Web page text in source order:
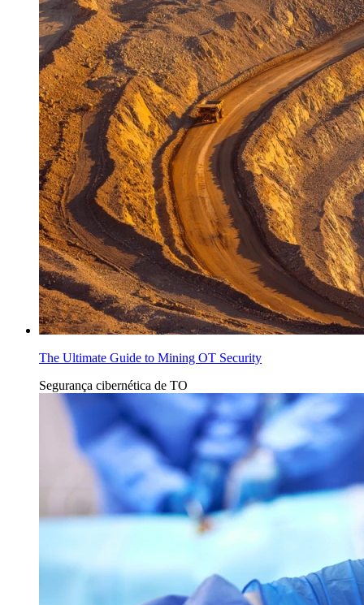
The Ultimate Guide to Mining OT Security
Segurança cibernética de TO